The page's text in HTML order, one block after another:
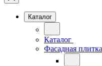
Каталог
Каталог
Фасадная плитка